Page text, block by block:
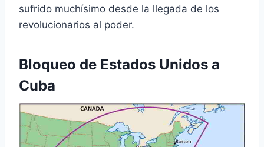
sufrido muchísimo desde la llegada de los
revolucionarios al poder.
Bloqueo de Estados Unidos a
Cuba